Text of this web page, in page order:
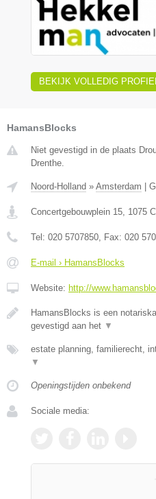
BEKIJK VOLLEDIG
HamansBlocks
Niet gevestigd in de plaats
Drenthe.
Noord-Holland » Amsterdam
Concertgebouwplein 15, 1075
Tel: 020 5707850, Fax: 020
E-mail › HamansBlocks
Website: http://
HamansBlocks is een
gevestigd aan het ▼
estate planning, familierecht,
▼
Openingstijden onbekend
Sociale media: